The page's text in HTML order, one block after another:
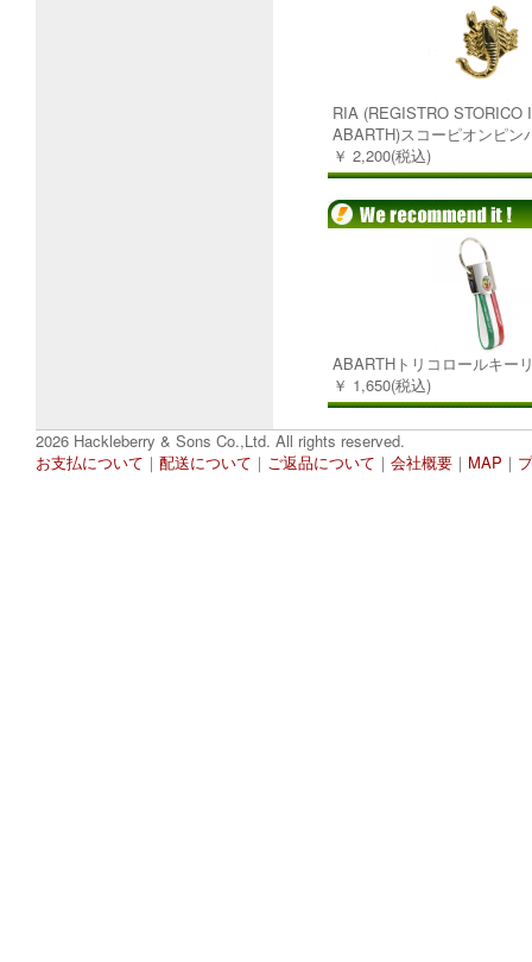
RIA (REGISTRO STORICO
ABARTH)スコーピオンピン
￥ 2,200(税込)
ABARTHトリコロールキー
￥ 1,650(税込)
2026 Hackleberry & Sons Co.,Ltd. All rights reserved.
お支払について ｜ 配送について ｜ ご返品について ｜ 会社概要 ｜ MAP ｜